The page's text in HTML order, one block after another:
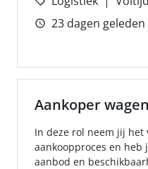
23 dagen geleden
Aankoper
In deze rol neem jij
aankoopproces en
aanbod en